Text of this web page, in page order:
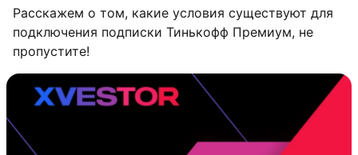
Расскажем о том, какие условия существуют для
подключения подписки Тинькофф Премиум, не
пропустите!